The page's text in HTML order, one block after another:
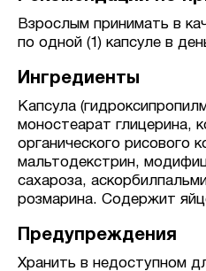
Взрослым принимать в
по одной (1) капсуле в
Ингредиенты
Капсула
моностеарат глицерина,
органического рисового
мальтодекстрин,
сахароза,
розмарина. Содержит
Предупреждения
Хранить в недоступном